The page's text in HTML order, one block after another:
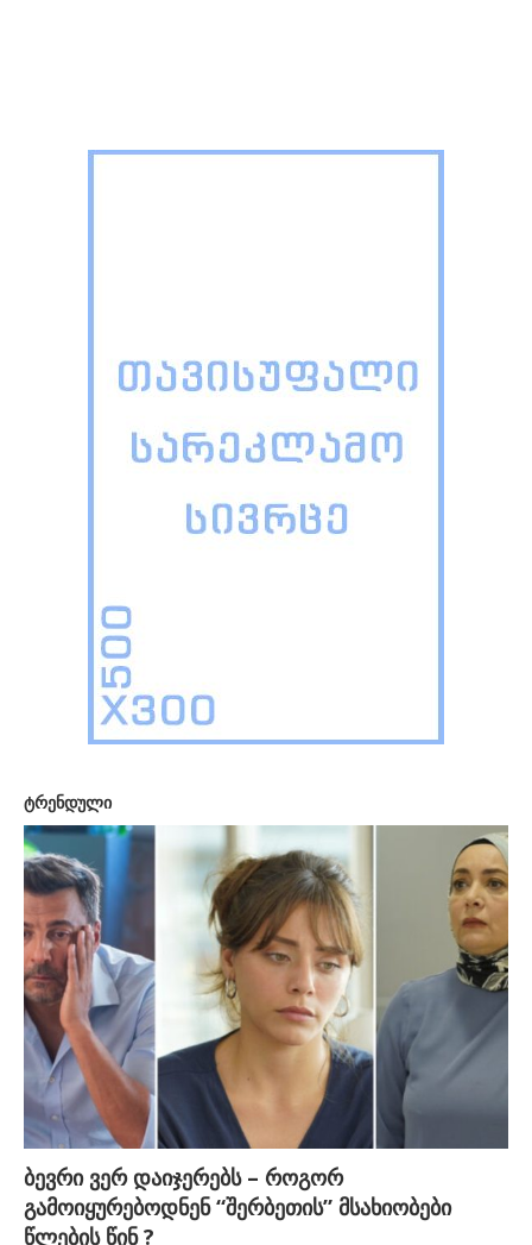
ტრენდული
ბევრი ვერ დაიჯერებს – როგორ
გამოიყურებოდნენ “შერბეთის” მსახიობები
წლების წინ ?